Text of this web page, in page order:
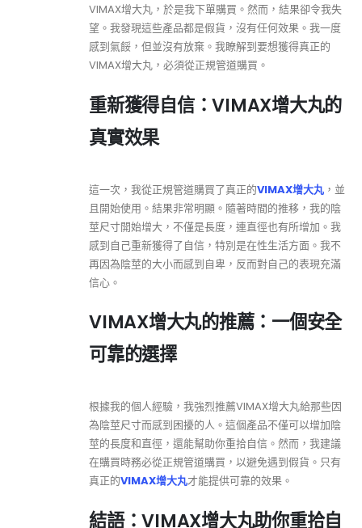
VIMAX增大丸，於是我下單購買。然而，結果卻令我失
望。我發現這些產品都是假貨，沒有任何效果。我一度
感到氣餒，但並沒有放棄。我瞭解到要想獲得真正的
VIMAX增大丸，必須從正規管道購買。
重新獲得自信：VIMAX增大丸的
真實效果
這一次，我從正規管道購買了真正的VIMAX增大丸 ，並
且開始使用。結果非常明顯。隨著時間的推移，我的陰
莖尺寸開始增大，不僅是長度，連直徑也有所增加。我
感到自己重新獲得了自信，特別是在性生活方面。我不
再因為陰莖的大小而感到自卑，反而對自己的表現充滿
信心。
VIMAX增大丸的推薦：一個安全
可靠的選擇
根據我的個人經驗，我強烈推薦VIMAX增大丸給那些因
為陰莖尺寸而感到困擾的人。這個產品不僅可以增加陰
莖的長度和直徑，還能幫助你重拾自信。然而，我建議
在購買時務必從正規管道購買，以避免遇到假貨。只有
真正的VIMAX增大丸才能提供可靠的效果。
結語：VIMAX增大丸助你重拾自